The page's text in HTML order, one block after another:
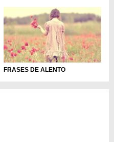
FRASES DE ALENTO